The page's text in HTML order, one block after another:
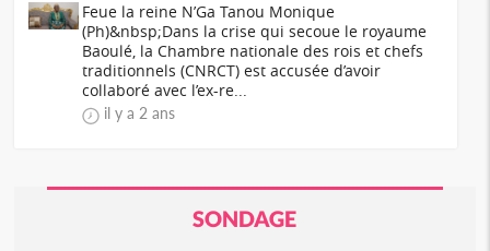
Feue la reine N’Ga Tanou Monique
(Ph)&nbsp;Dans la crise qui secoue le royaume
Baoulé, la Chambre nationale des rois et chefs
traditionnels (CNRCT) est accusée d’avoir
collaboré avec l’ex-re...
il y a 2 ans
SONDAGE